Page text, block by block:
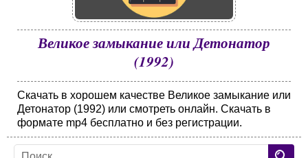
Великое замыкание или Детонатор
(1992)
Скачать в хорошем качестве Великое замыкание или
Детонатор (1992) или смотреть онлайн. Скачать в
формате mp4 бесплатно и без регистрации.